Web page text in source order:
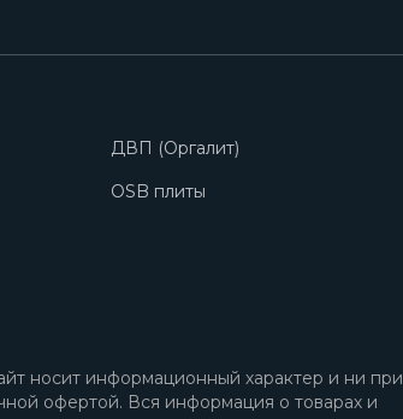
ДВП (Оргалит)
OSB плиты
носит информационный характер и ни при
офертой. Вся информация о товарах и